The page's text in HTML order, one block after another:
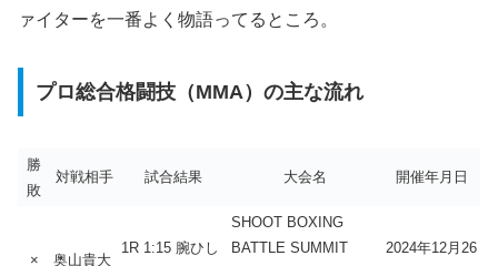
ァイターを一番よく物語ってるところ。
プロ総合格闘技（MMA）の主な流れ
勝
敗
対戦相手 試合結果 大会名 開催年月日
× 奥山貴大
1R 1:15 腕ひし
SHOOT BOXING
BATTLE SUMMIT
2024年12月26